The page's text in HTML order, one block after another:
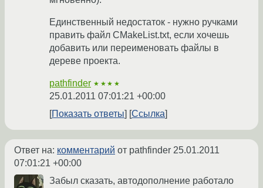
Единственный недостаток - нужно ручками
править файл CMakeList.txt, если хочешь
добавить или переименовать файлы в
дереве проекта.
pathfinder ★★★★
25.01.2011 07:01:21 +00:00
Показать ответы
Ссылка
Ответ на: комментарий от pathfinder 25.01.2011
07:01:21 +00:00
Забыл сказать, автодополнение работало